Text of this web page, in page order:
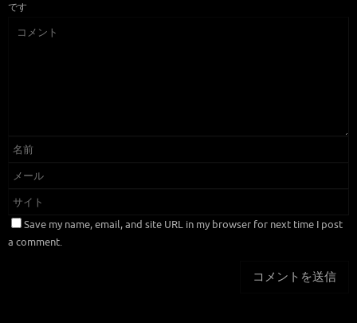
です
Save my name, email, and site URL in my browser for next time I post
a comment.